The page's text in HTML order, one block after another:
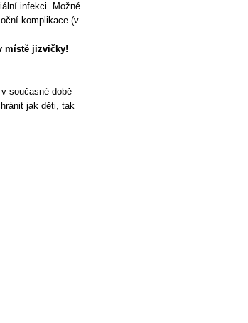
infekci. Možné
komplikace (v
místě jizvičky!
současné době
jak děti, tak